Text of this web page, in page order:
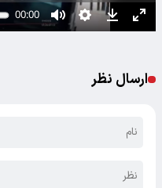
ارسال نظر